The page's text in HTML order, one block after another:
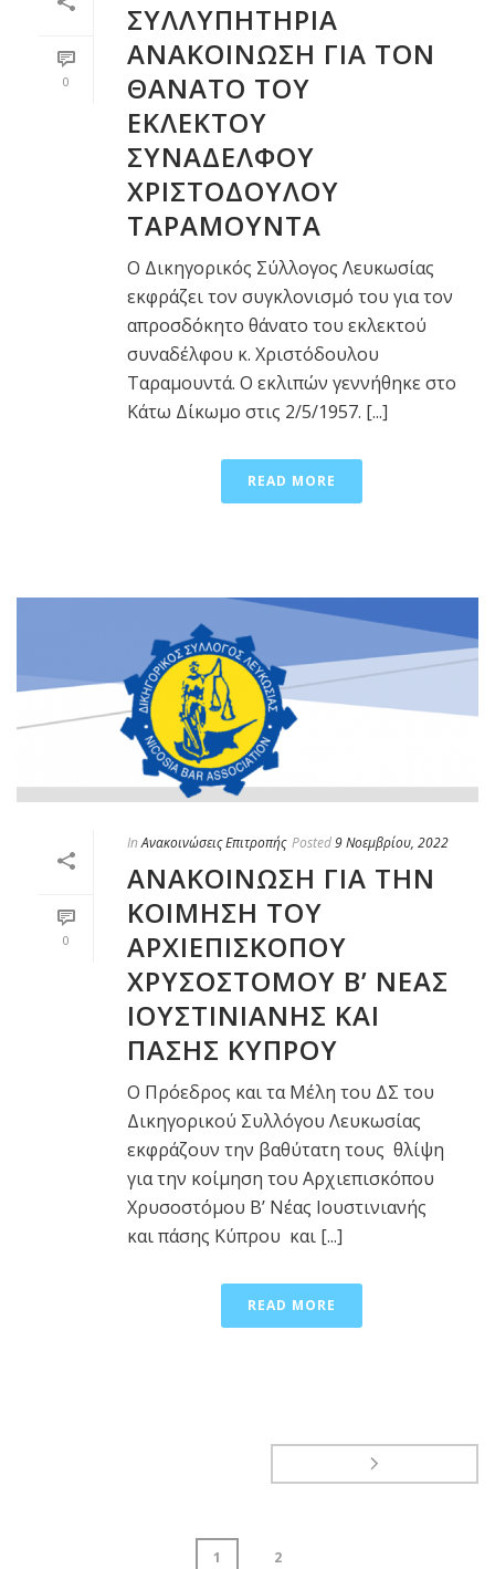
0
ΣΥΛΛΥΠΗΤΗΡΙΑ
ΑΝΑΚΟΙΝΩΣΗ ΓΙΑ ΤΟΝ
ΘΑΝΑΤΟ ΤΟΥ
ΕΚΛΕΚΤΟΥ
ΣΥΝΑΔΕΛΦΟΥ
ΧΡΙΣΤΟΔΟΥΛΟΥ
ΤΑΡΑΜΟΥΝΤΑ
Ο Δικηγορικός Σύλλογος Λευκωσίας
εκφράζει τον συγκλονισμό του για τον
απροσδόκητο θάνατο του εκλεκτού
συναδέλφου κ. Χριστόδουλου
Ταραμουντά. Ο εκλιπών γεννήθηκε στο
Κάτω Δίκωμο στις 2/5/1957. [...]
READ MORE
0
In Ανακοινώσεις Επιτροπής Posted9 Νοεμβρίου, 2022
ΑΝΑΚΟΙΝΩΣΗ ΓΙΑ ΤΗΝ
ΚΟΙΜΗΣΗ ΤΟΥ
ΑΡΧΙΕΠΙΣΚΟΠΟΥ
ΧΡΥΣΟΣΤΟΜΟΥ Β’ ΝΕΑΣ
ΙΟΥΣΤΙΝΙΑΝΗΣ ΚΑΙ
ΠΑΣΗΣ ΚΥΠΡΟΥ
Ο Πρόεδρος και τα Μέλη του ΔΣ του
Δικηγορικού Συλλόγου Λευκωσίας
εκφράζουν την βαθύτατη τους θλίψη
για την κοίμηση του Αρχιεπισκόπου
Χρυσοστόμου Β’ Νέας Ιουστινιανής
και πάσης Κύπρου και [...]
READ MORE
1 2